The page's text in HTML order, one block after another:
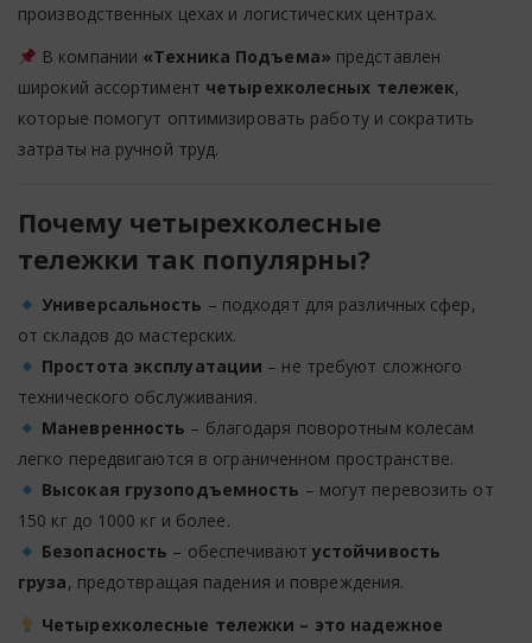
производственных цехах и логистических центрах.
В компании «Техника Подъема» представлен
широкий ассортимент четырехколесных тележек,
которые помогут оптимизировать работу и сократить
затраты на ручной труд.
Почему четырехколесные
тележки так популярны?
Универсальность – подходят для различных сфер,
от складов до мастерских.
Простота эксплуатации – не требуют сложного
технического обслуживания.
Маневренность – благодаря поворотным колесам
легко передвигаются в ограниченном пространстве.
Высокая грузоподъемность – могут перевозить от
150 кг до 1000 кг и более.
Безопасность – обеспечивают устойчивость
груза, предотвращая падения и повреждения.
Четырехколесные тележки – это надежное